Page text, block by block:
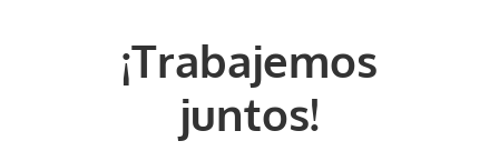
¡Trabajemos
juntos!